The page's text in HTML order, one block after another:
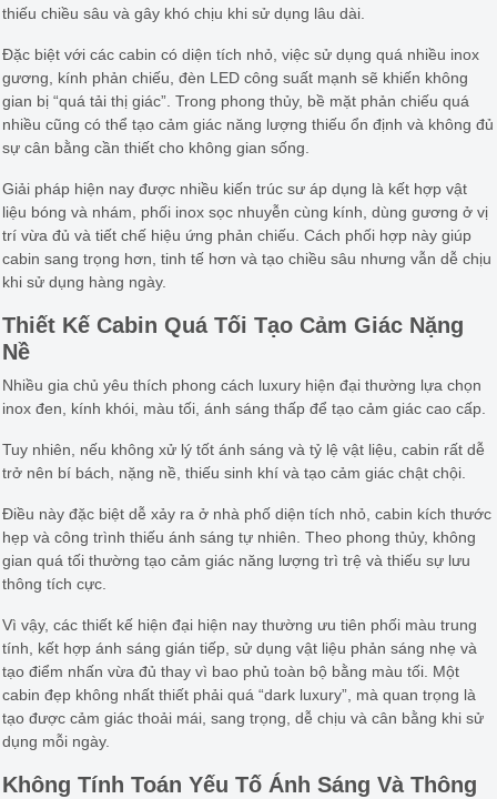
thiếu chiều sâu và gây khó chịu khi sử dụng lâu dài.
Đặc biệt với các cabin có diện tích nhỏ, việc sử dụng quá nhiều inox
gương, kính phản chiếu, đèn LED công suất mạnh sẽ khiến không
gian bị “quá tải thị giác”. Trong phong thủy, bề mặt phản chiếu quá
nhiều cũng có thể tạo cảm giác năng lượng thiếu ổn định và không đủ
sự cân bằng cần thiết cho không gian sống.
Giải pháp hiện nay được nhiều kiến trúc sư áp dụng là kết hợp vật
liệu bóng và nhám, phối inox sọc nhuyễn cùng kính, dùng gương ở vị
trí vừa đủ và tiết chế hiệu ứng phản chiếu. Cách phối hợp này giúp
cabin sang trọng hơn, tinh tế hơn và tạo chiều sâu nhưng vẫn dễ chịu
khi sử dụng hàng ngày.
Thiết Kế Cabin Quá Tối Tạo Cảm Giác Nặng
Nề
Nhiều gia chủ yêu thích phong cách luxury hiện đại thường lựa chọn
inox đen, kính khói, màu tối, ánh sáng thấp để tạo cảm giác cao cấp.
Tuy nhiên, nếu không xử lý tốt ánh sáng và tỷ lệ vật liệu, cabin rất dễ
trở nên bí bách, nặng nề, thiếu sinh khí và tạo cảm giác chật chội.
Điều này đặc biệt dễ xảy ra ở nhà phố diện tích nhỏ, cabin kích thước
hẹp và công trình thiếu ánh sáng tự nhiên. Theo phong thủy, không
gian quá tối thường tạo cảm giác năng lượng trì trệ và thiếu sự lưu
thông tích cực.
Vì vậy, các thiết kế hiện đại hiện nay thường ưu tiên phối màu trung
tính, kết hợp ánh sáng gián tiếp, sử dụng vật liệu phản sáng nhẹ và
tạo điểm nhấn vừa đủ thay vì bao phủ toàn bộ bằng màu tối. Một
cabin đẹp không nhất thiết phải quá “dark luxury”, mà quan trọng là
tạo được cảm giác thoải mái, sang trọng, dễ chịu và cân bằng khi sử
dụng mỗi ngày.
Không Tính Toán Yếu Tố Ánh Sáng Và Thông